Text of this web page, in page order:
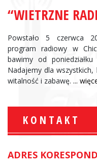
“WIETRZNE
Powstało 5 czerwca
program radiowy w
bawimy od
Nadajemy dla
witalność i zabawę. ...
KONTAKT
ADRES